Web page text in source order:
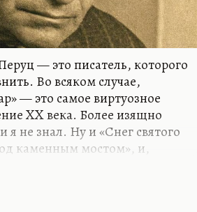
— это писатель, которого
Во всяком случае,
— это самое виртуозное
XX века. Более изящно
я не знал. Ну и «Снег святого
каменным мостом», и,
суда»… Да и «Прыжок в
У него, конечно,